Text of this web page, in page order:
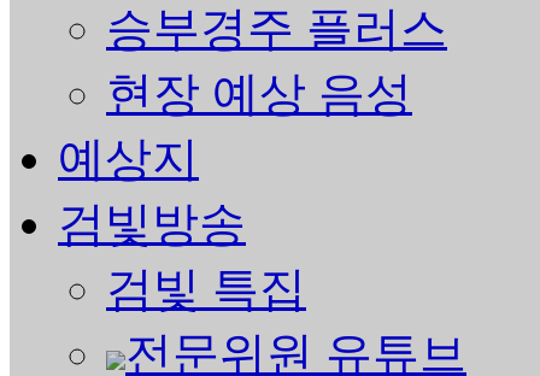
승부경주 플러스
현장 예상 음성
예상지
검빛방송
검빛 특집
전문위원 유튜브